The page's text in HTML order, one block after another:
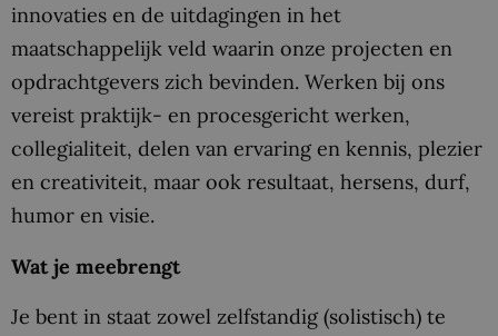
innovaties en de uitdagingen in het
maatschappelijk veld waarin onze projecten en
opdrachtgevers zich bevinden. Werken bij ons
vereist praktijk- en procesgericht werken,
collegialiteit, delen van ervaring en kennis, plezier
en creativiteit, maar ook resultaat, hersens, durf,
humor en visie.
Wat je meebrengt
Je bent in staat zowel zelfstandig (solistisch) te